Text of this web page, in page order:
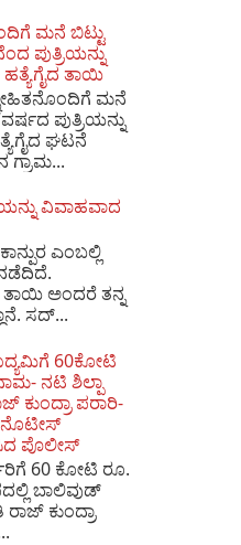
ಮನೆ ಬಿಟ್ಟು
ಪುತ್ರಿಯನ್ನು
ಹತ್ಯೆಗೈದ ತಾಯಿ
ಮನೆ
ಪುತ್ರಿಯನ್ನು
ಘಟನೆ
ಗ್ರಾಮ...
ವಿವಾಹವಾದ
ಎಂಬಲ್ಲಿ
ತಾಯಿ ಅಂದರೆ ತನ್ನ
ಸದ್...
60ಕೋಟಿ
ನಟಿ ಶಿಲ್ಪಾ
ಕುಂದ್ರಾ ಪರಾರಿ-
ಪೊಲೀಸ್
60 ಕೋಟಿ ರೂ.
ಬಾಲಿವುಡ್
ಕುಂದ್ರಾ